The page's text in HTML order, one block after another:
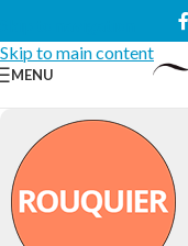
Skip to main content
MENU